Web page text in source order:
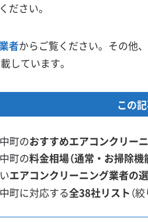
ださい。
者からご覧ください。その他、
しています。
この
町のおすすめエアコンクリー
町の料金相場（通常・お掃除機
エアコンクリーニング業者の
町に対応する全38社リスト （